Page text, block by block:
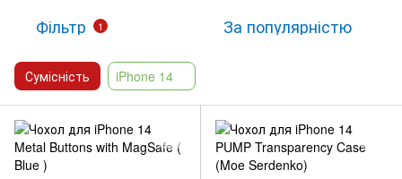
Фільтр 1 За популярністю
Сумісність iPhone 14